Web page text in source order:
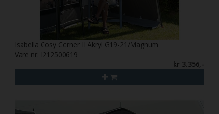
Isabella Cosy Corner II Akryl G19-21/Magnum
Vare nr. I212500619
kr 3.356,-